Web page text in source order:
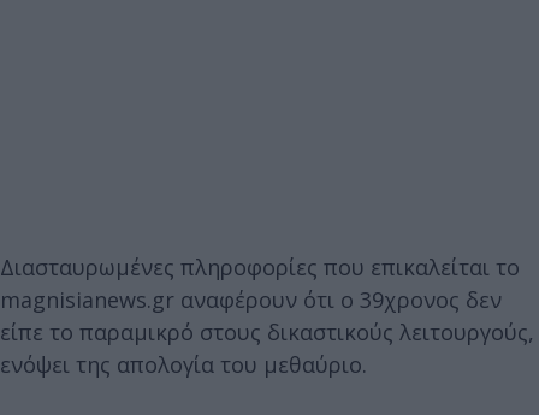
Διασταυρωμένες πληροφορίες που επικαλείται το
magnisianews.gr αναφέρουν ότι ο 39χρονος δεν
είπε το παραμικρό στους δικαστικούς λειτουργούς,
ενόψει της απολογία του μεθαύριο.